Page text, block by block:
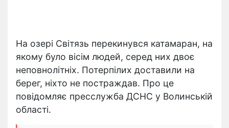
На озері Світязь перекинувся катамаран, на
якому було вісім людей, серед них двоє
неповнолітніх. Потерпілих доставили на
берег, ніхто не постраждав. Про це
повідомляє пресслужба ДСНС у Волинській
області.